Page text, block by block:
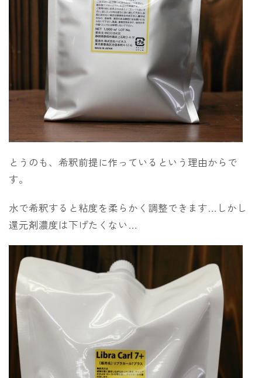
とうのも、希釈前提に作っているという理由からで
す。
水で希釈すると粘度を柔らかく調整できます…しかし
還元剤濃度は下げたくない…